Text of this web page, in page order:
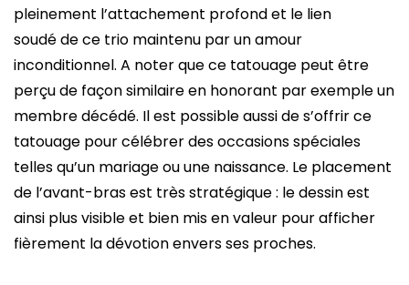
pleinement l’attachement profond et le lien
soudé de ce trio maintenu par un amour
inconditionnel. A noter que ce tatouage peut être
perçu de façon similaire en honorant par exemple un
membre décédé. Il est possible aussi de s’offrir ce
tatouage pour célébrer des occasions spéciales
telles qu’un mariage ou une naissance. Le placement
de l’avant-bras est très stratégique : le dessin est
ainsi plus visible et bien mis en valeur pour afficher
fièrement la dévotion envers ses proches.